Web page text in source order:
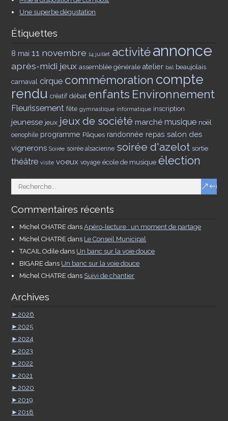
Une superbe dégustation
Étiquettes
8 mai 11 novembre 14 juillet activitéannonce
après-midi jeux assemblée générale atelier bal beaujolais
carnaval cirque commémoration compte
rendu créatif débat enfants Environnement
Fleurissement fête gymnastique informatique inscription
jeunesse jeux jeux de société marché musique noël
oenophile programme Pâques randonnée repas salon des
vignerons Soirée soirée alsacienne soirée d'azelot sortie
théâtre visite voeux voyage école de musique élection
Commentaires récents
Michel CHATRE dansApéro-lecture : un moment de partage
Michel CHATRE dans Le Conseil Municipal
TACAIL Odile dans Un banc sur la voie douce
BIGARE dans Un banc sur la voie douce
Michel CHATRE dans Suivi de chantier
Archives
►2026
►2025
►2024
►2023
►2022
►2021
►2020
►2019
►2018